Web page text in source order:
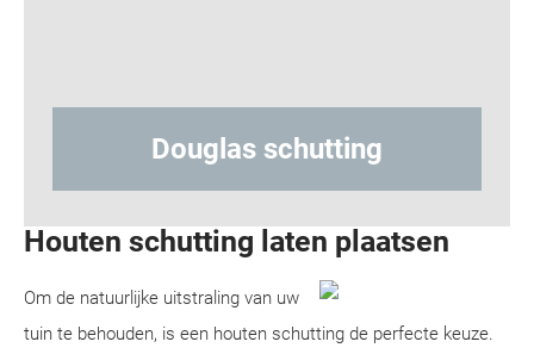
schutting Hout-
Houten schutting laten plaatsen
Om de natuurlijke uitstraling van uw
tuin te behouden, is een houten schutting de perfecte keuze.